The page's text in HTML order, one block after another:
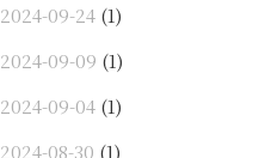
2024-09-24 (1)
2024-09-09 (1)
2024-09-04 (1)
2024-08-30 (1)